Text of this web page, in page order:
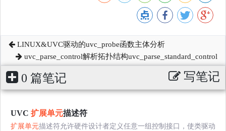
LINUX&UVC驱动的uvc_probe函数主体分析
uvc_parse_control解析拓扑结构uvc_parse_standard_control
0 篇笔记 写笔记
UVC 扩展单元描述符
扩展单元描述符允许硬件设计者定义任意一组控制接口，使类驱动